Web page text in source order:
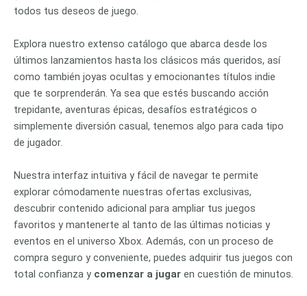
todos tus deseos de juego.
Explora nuestro extenso catálogo que abarca desde los
últimos lanzamientos hasta los clásicos más queridos, así
como también joyas ocultas y emocionantes títulos indie
que te sorprenderán. Ya sea que estés buscando acción
trepidante, aventuras épicas, desafíos estratégicos o
simplemente diversión casual, tenemos algo para cada tipo
de jugador.
Nuestra interfaz intuitiva y fácil de navegar te permite
explorar cómodamente nuestras ofertas exclusivas,
descubrir contenido adicional para ampliar tus juegos
favoritos y mantenerte al tanto de las últimas noticias y
eventos en el universo Xbox. Además, con un proceso de
compra seguro y conveniente, puedes adquirir tus juegos con
total confianza y comenzar a jugar en cuestión de minutos.